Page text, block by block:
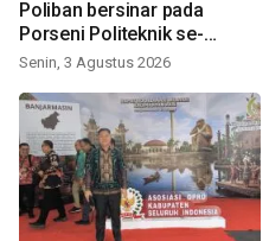
Poliban bersinar pada
Porseni Politeknik se-
Indonesia 2026
Senin, 3 Agustus 2026